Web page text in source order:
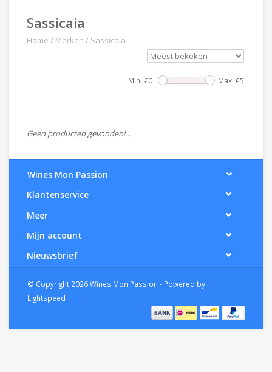
Sassicaia
Home / Merken / Sassicaia
Min: €0 Max: €5
Geen producten gevonden!...
Wines Mon Passion
Klantenservice
Meer
Mijn account
Nieuwsbrief
© Copyright 2026 Wines Mon Passion - Powered by
Lightspeed